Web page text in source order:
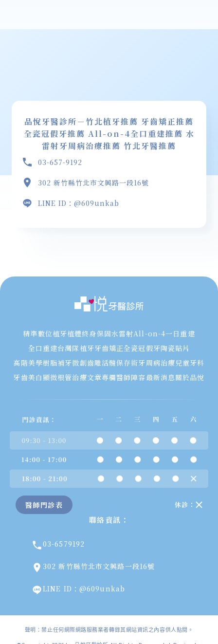
品悅牙醫診所－竹北植牙推薦 牙齒矯正推薦
全瓷冠假牙推薦 All-on-4全口重建推薦 水
雷射牙周病治療推薦 竹北牙醫推薦
03-657-9192
302 新竹縣竹北市文興路一段16號
LINE ID：@609unkab
精準數位植牙植體終身保固水雷射All-on-4一日重建
全口重建台灣隊植牙牙齒矯正全瓷冠假牙陶瓷貼片
高階美學樹脂補牙微創齒雕活髓保存術牙周病治療兒童牙科
牙齒美白 顯微根管治療文章專欄醫師陣容最新消息關於品悅
醫師門診表 休診：
聯絡資訊：
03-6579192
302 新竹縣竹北市文興路一段16號
LINE ID：@609unkab
聲明：禁止任何網際網路服務業者轉錄其網站資訊之內容供人點閱。